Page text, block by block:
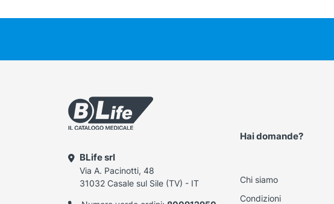
BLife srl
Via A. Pacinotti, 48
31032 Casale sul Sile (TV) - IT
Hai domande?
Chi siamo
Condizioni